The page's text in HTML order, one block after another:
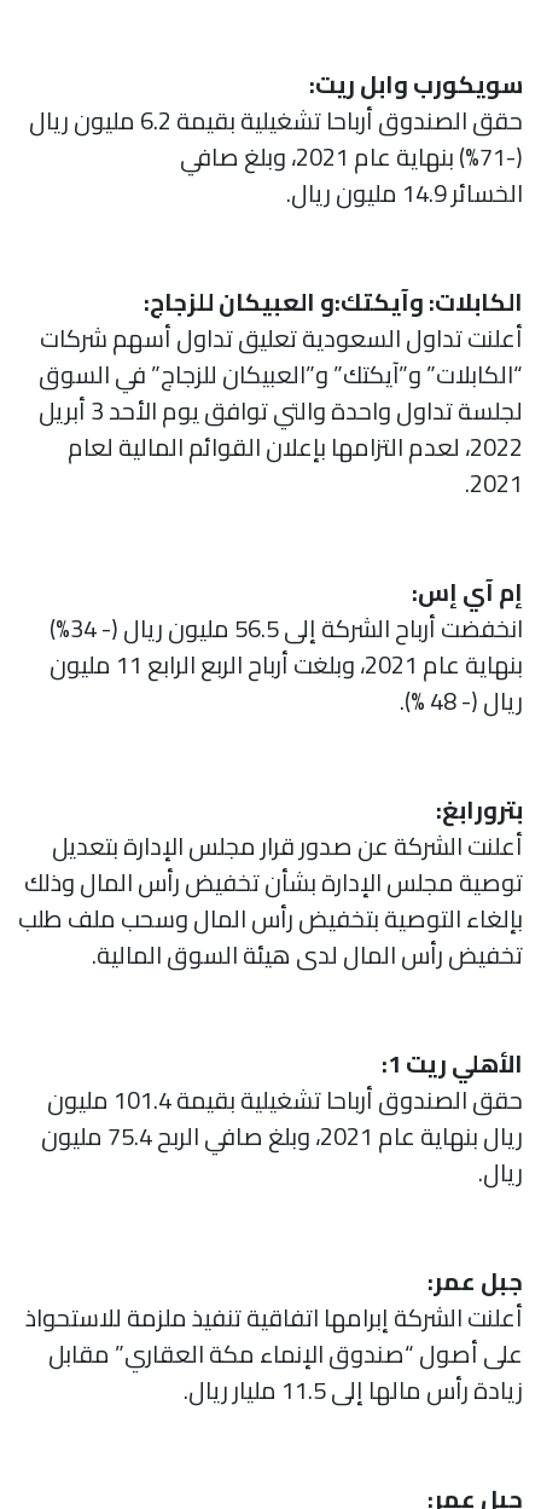
سويكورب وابل ریت:
حقق الصندوق أرباحا تشغيلية بقيمة 6.2 مليون ريال
(-71%) بنهاية عام 2021، وبلغ صافي
الخسائر 14.9 مليون ريال.
الكابلات: وآیکتك:و العبيكان للزجاج:
أعلنت تداول السعودية تعليق تداول أسهم شركات
“الكابلات” و”آيكتك” و”العبيكان للزجاج” في السوق
لجلسة تداول واحدة والتي توافق يوم الأحد 3 أبريل
2022، لعدم التزامها بإعلان القوائم المالية لعام
2021.
إم آي إس:
انخفضت أرباح الشركة إلى 56.5 مليون ريال (- 34%)
بنهاية عام 2021، وبلغت أرباح الربع الرابع 11 مليون
ريال (- 48 %).
بترورابغ:
أعلنت الشركة عن صدور قرار مجلس الإدارة بتعديل
توصية مجلس الإدارة بشأن تخفيض رأس المال وذلك
بإلغاء التوصية بتخفيض رأس المال وسحب ملف طلب
تخفيض رأس المال لدى هيئة السوق المالية.
الأهلي ريت 1:
حقق الصندوق أرباحا تشغيلية بقيمة 101.4 مليون
ريال بنهاية عام 2021، وبلغ صافي الربح 75.4 مليون
ريال.
جبل عمر:
أعلنت الشركة إبرامها اتفاقية تنفيذ ملزمة للاستحواذ
على أصول “صندوق الإنماء مكة العقاري” مقابل
زيادة رأس مالها إلى 11.5 مليار ريال.
جبل عمر: